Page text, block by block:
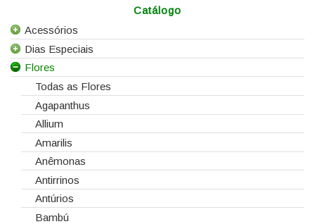
Catálogo
Acessórios
Todos os Acessórios
Alfinetes
Arames
Caixas e Sacos
Cartões e Etiquetas
Cola Fria
Corantes
Embalagens
Esponjas
Estruturas
Dias Especiais
25 de Abril
Casamentos
Dia da Mãe
Dia da Mulher
Dia de Todos os Santos (1 de Novembro)
Dia dos Namorados
Natal
Flores
Todas as Flores
Agapanthus
Allium
Amarilis
Anêmonas
Antirrinos
Antúrios
Bambú